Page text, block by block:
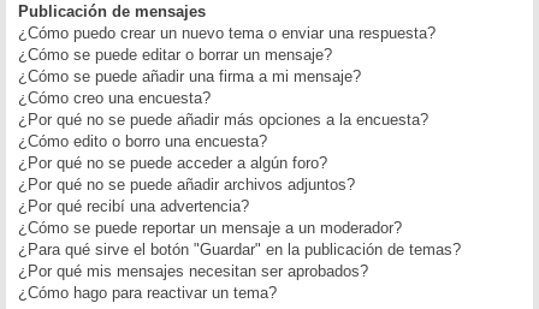
Publicación de mensajes
¿Cómo puedo crear un nuevo tema o enviar una respuesta?
¿Cómo se puede editar o borrar un mensaje?
¿Cómo se puede añadir una firma a mi mensaje?
¿Cómo creo una encuesta?
¿Por qué no se puede añadir más opciones a la encuesta?
¿Cómo edito o borro una encuesta?
¿Por qué no se puede acceder a algún foro?
¿Por qué no se puede añadir archivos adjuntos?
¿Por qué recibí una advertencia?
¿Cómo se puede reportar un mensaje a un moderador?
¿Para qué sirve el botón "Guardar" en la publicación de temas?
¿Por qué mis mensajes necesitan ser aprobados?
¿Cómo hago para reactivar un tema?